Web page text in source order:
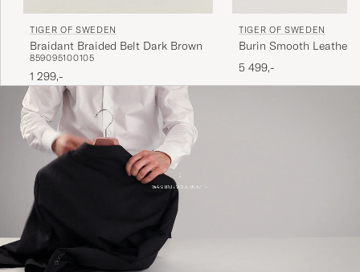
TIGER OF SWEDEN
Braidant Braided Belt Dark Brown
859095100105
1 299,-
TIGER OF SWEDEN
Burin Smooth Leather
Black
5 499,-